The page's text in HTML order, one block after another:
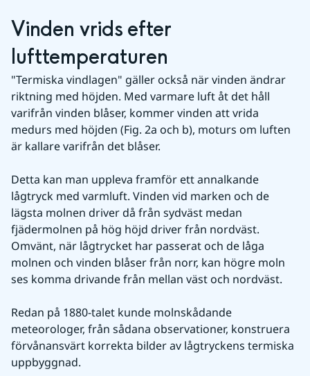
Vinden vrids efter
lufttemperaturen
"Termiska vindlagen" gäller också när vinden ändrar
riktning med höjden. Med varmare luft åt det håll
varifrån vinden blåser, kommer vinden att vrida
medurs med höjden (Fig. 2a och b), moturs om luften
är kallare varifrån det blåser.
Detta kan man uppleva framför ett annalkande
lågtryck med varmluft. Vinden vid marken och de
lägsta molnen driver då från sydväst medan
fjädermolnen på hög höjd driver från nordväst.
Omvänt, när lågtrycket har passerat och de låga
molnen och vinden blåser från norr, kan högre moln
ses komma drivande från mellan väst och nordväst.
Redan på 1880-talet kunde molnskådande
meteorologer, från sådana observationer, konstruera
förvånansvärt korrekta bilder av lågtryckens termiska
uppbyggnad.